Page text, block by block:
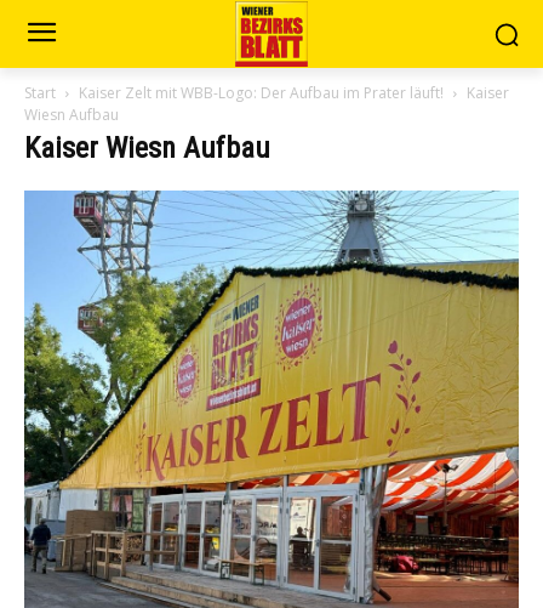
Start Kaiser Zelt mit WBB-Logo: Der Aufbau im Prater läuft!
Kaiser
Wiesn Aufbau
Kaiser Wiesn Aufbau